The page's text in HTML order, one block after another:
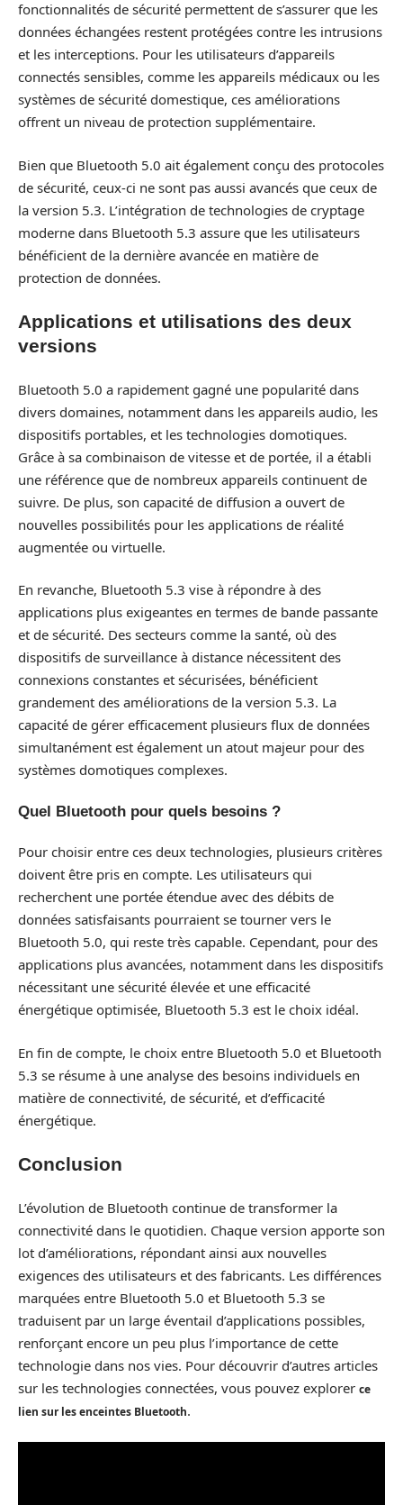
fonctionnalités de sécurité permettent de s’assurer que les
données échangées restent protégées contre les intrusions
et les interceptions. Pour les utilisateurs d’appareils
connectés sensibles, comme les appareils médicaux ou les
systèmes de sécurité domestique, ces améliorations
offrent un niveau de protection supplémentaire.
Bien que Bluetooth 5.0 ait également conçu des protocoles
de sécurité, ceux-ci ne sont pas aussi avancés que ceux de
la version 5.3. L’intégration de technologies de cryptage
moderne dans Bluetooth 5.3 assure que les utilisateurs
bénéficient de la dernière avancée en matière de
protection de données.
Applications et utilisations des deux
versions
Bluetooth 5.0 a rapidement gagné une popularité dans
divers domaines, notamment dans les appareils audio, les
dispositifs portables, et les technologies domotiques.
Grâce à sa combinaison de vitesse et de portée, il a établi
une référence que de nombreux appareils continuent de
suivre. De plus, son capacité de diffusion a ouvert de
nouvelles possibilités pour les applications de réalité
augmentée ou virtuelle.
En revanche, Bluetooth 5.3 vise à répondre à des
applications plus exigeantes en termes de bande passante
et de sécurité. Des secteurs comme la santé, où des
dispositifs de surveillance à distance nécessitent des
connexions constantes et sécurisées, bénéficient
grandement des améliorations de la version 5.3. La
capacité de gérer efficacement plusieurs flux de données
simultanément est également un atout majeur pour des
systèmes domotiques complexes.
Quel Bluetooth pour quels besoins ?
Pour choisir entre ces deux technologies, plusieurs critères
doivent être pris en compte. Les utilisateurs qui
recherchent une portée étendue avec des débits de
données satisfaisants pourraient se tourner vers le
Bluetooth 5.0, qui reste très capable. Cependant, pour des
applications plus avancées, notamment dans les dispositifs
nécessitant une sécurité élevée et une efficacité
énergétique optimisée, Bluetooth 5.3 est le choix idéal.
En fin de compte, le choix entre Bluetooth 5.0 et Bluetooth
5.3 se résume à une analyse des besoins individuels en
matière de connectivité, de sécurité, et d’efficacité
énergétique.
Conclusion
L’évolution de Bluetooth continue de transformer la
connectivité dans le quotidien. Chaque version apporte son
lot d’améliorations, répondant ainsi aux nouvelles
exigences des utilisateurs et des fabricants. Les différences
marquées entre Bluetooth 5.0 et Bluetooth 5.3 se
traduisent par un large éventail d’applications possibles,
renforçant encore un peu plus l’importance de cette
technologie dans nos vies. Pour découvrir d’autres articles
sur les technologies connectées, vous pouvez explorer ce
lien sur les enceintes Bluetooth.